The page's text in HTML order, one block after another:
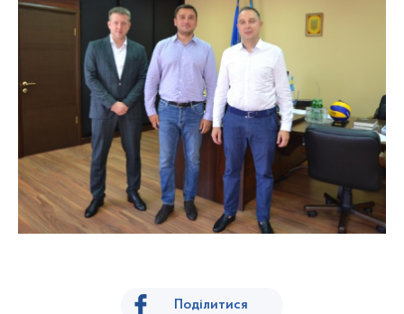
Поділитися